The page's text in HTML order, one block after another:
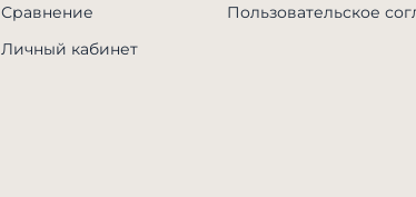
Сравнение
Личный кабинет
Пользовательское